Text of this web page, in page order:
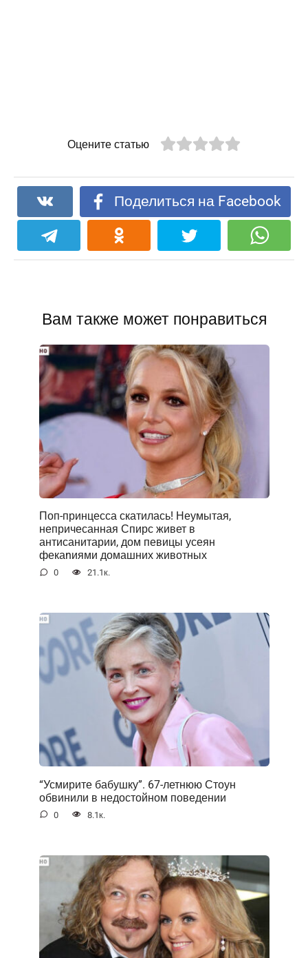
Оцените статью
Поделиться на Facebook
Вам также может понравиться
Поп-принцесса скатилась! Неумытая,
непричесанная Спирс живет в
антисанитарии, дом певицы усеян
фекаnиями домашних животных
0 21.1к.
“Усмирите бабушку”. 67-летнюю Стоун
обвинили в недостойном поведении
0 8.1к.